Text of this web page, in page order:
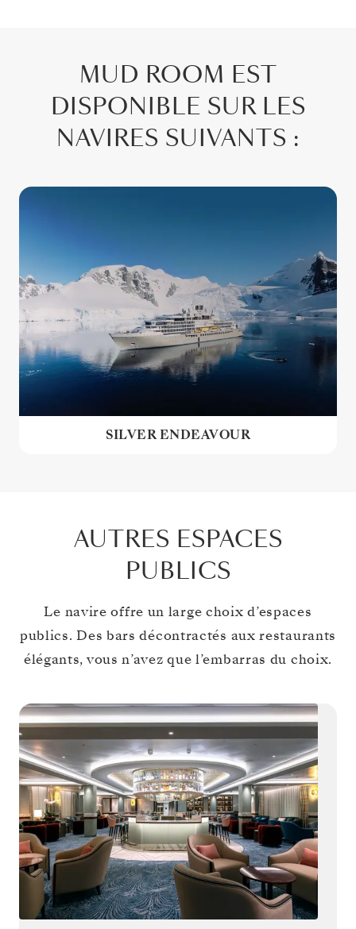
MUD ROOM EST
DISPONIBLE SUR LES
NAVIRES SUIVANTS :
SILVER ENDEAVOUR
AUTRES ESPACES
PUBLICS
Le navire offre un large choix d’espaces
publics. Des bars décontractés aux restaurants
élégants, vous n’avez que l’embarras du choix.